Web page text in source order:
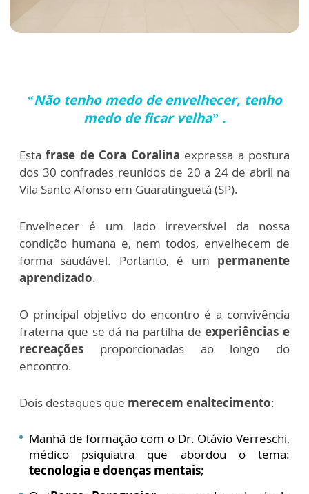
“Não tenho medo de envelhecer, tenho
medo de ficar velha” .
Estafrase de Cora Coralina expressa a postura
dos 30 confrades reunidos de 20 a 24 de abril na
Vila Santo Afonso em Guaratinguetá (SP).
Envelhecer é um lado irreversível da nossa
condição humana e, nem todos, envelhecem de
forma saudável. Portanto, é um permanente
aprendizado.
O principal objetivo do encontro é a convivência
fraterna que se dá na partilha de experiências e
recreações proporcionadas ao longo do
encontro.
Dois destaques que merecem enaltecimento:
Manhã de formação com o Dr. Otávio Verreschi,
médico psiquiatra que abordou o tema:
tecnologia e doenças mentais;